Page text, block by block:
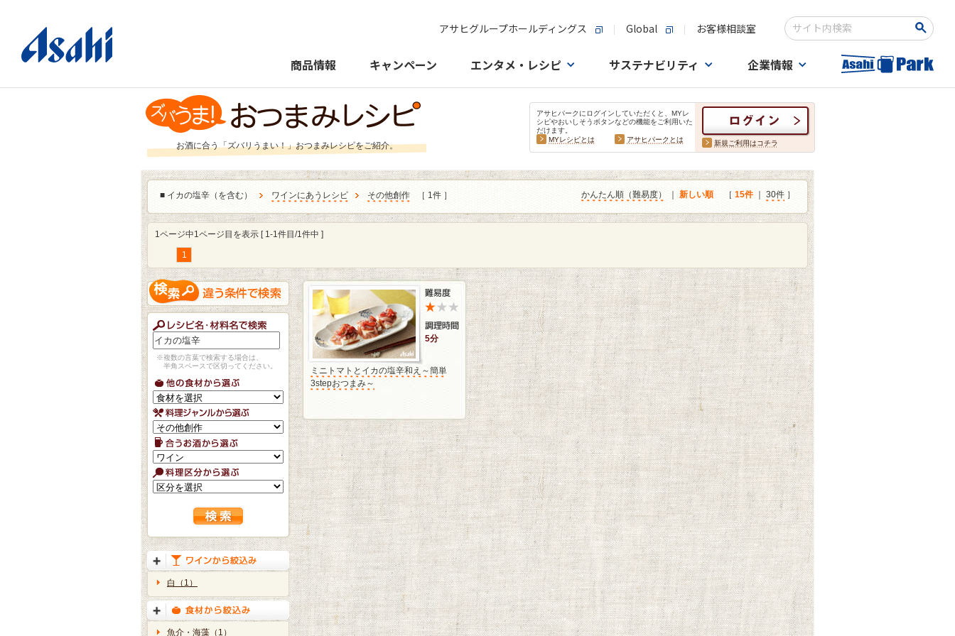
アサヒグループホールディングス Global お客様相談室
検索キーワード入力
商品情報 キャンペーン エンタメ・レシピ サステナビリティ 企業情報
お酒に合う「ズバリうまい！」おつまみレシピをご紹介。
アサヒパークにログインしていただくと、MYレ
シピやおいしそうボタンなどの機能をご利用いた
だけます。
MYレシピとは
アサヒパークとは 新規ご利用はコチラ
■ イカの塩辛（を含む） ワインにあうレシピ その他創作 ［ 1件 ］ かんたん順（難易度） 新しい順 ［ 15件｜ 30件 ］
1ページ中1ページ目を表示 [ 1-1件目/1件中 ]
1
※複数の言葉で検索する場合は、
半角スペースで区切ってください。
白（1）
魚介・海藻（1）
5分
ミニトマトとイカの塩辛和え～簡単
3stepおつまみ～